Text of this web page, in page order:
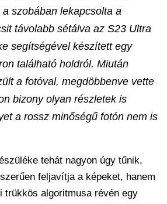
szobában lekapcsolta a
távolabb sétálva az S23 Ultra
segítségével készített egy
található holdról. Miután
a fotóval, megdöbbenve vette
bizony olyan részletek is
a rossz minőségű fotón nem is
tehát nagyon úgy tűnik,
feljavítja a képeket, hanem
trükkös algoritmusa révén egy